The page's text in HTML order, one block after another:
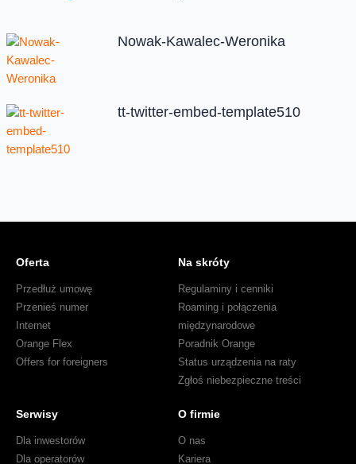
Nowak-Kawalec-Weronika
tt-twitter-embed-template510
Oferta
Przedłuż umowę
Przenieś numer
Internet
Orange Flex
Offers for foreigners
Na skróty
Regulaminy i cenniki
Roaming i połączenia
międzynarodowe
Poradnik Orange
Status urządzenia na raty
Zgłoś niebezpieczne treści
Serwisy
Dla inwestorów
Dla operatorów
O firmie
O nas
Kariera